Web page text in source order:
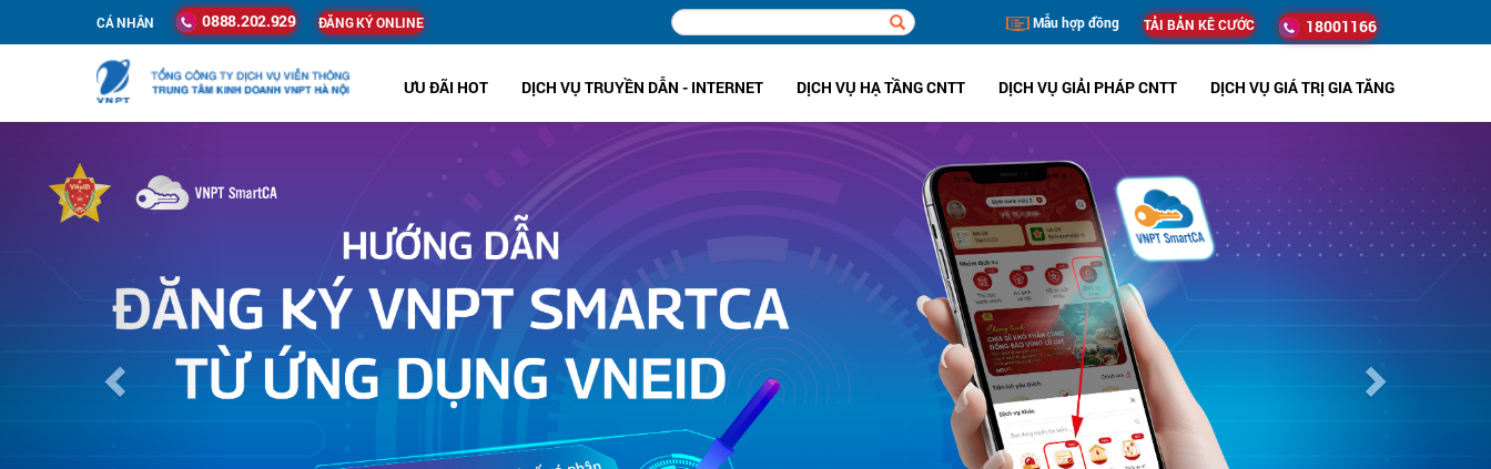
CÁ NHÂN 0888.202.929 ĐĂNG KÝ ONLINE Mẫu hợp đồng TẢI BẢN KÊ CƯỚC 18001166
ƯU ĐÃI HOT DỊCH VỤ TRUYỀN DẪN - INTERNET DỊCH VỤ HẠ TẦNG CNTT DỊCH VỤ GIẢI PHÁP CNTT DỊCH VỤ GIÁ TRỊ GIA TĂNG